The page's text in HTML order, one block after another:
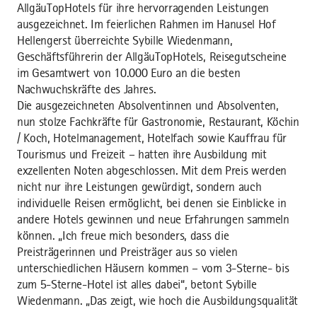
AllgäuTopHotels für ihre hervorragenden Leistungen
ausgezeichnet. Im feierlichen Rahmen im Hanusel Hof
Hellengerst überreichte Sybille Wiedenmann,
Geschäftsführerin der AllgäuTopHotels, Reisegutscheine
im Gesamtwert von 10.000 Euro an die besten
Nachwuchskräfte des Jahres.
Die ausgezeichneten Absolventinnen und Absolventen,
nun stolze Fachkräfte für Gastronomie, Restaurant, Köchin
/ Koch, Hotelmanagement, Hotelfach sowie Kauffrau für
Tourismus und Freizeit – hatten ihre Ausbildung mit
exzellenten Noten abgeschlossen. Mit dem Preis werden
nicht nur ihre Leistungen gewürdigt, sondern auch
individuelle Reisen ermöglicht, bei denen sie Einblicke in
andere Hotels gewinnen und neue Erfahrungen sammeln
können. „Ich freue mich besonders, dass die
Preisträgerinnen und Preisträger aus so vielen
unterschiedlichen Häusern kommen – vom 3-Sterne- bis
zum 5-Sterne-Hotel ist alles dabei“, betont Sybille
Wiedenmann. „Das zeigt, wie hoch die Ausbildungsqualität